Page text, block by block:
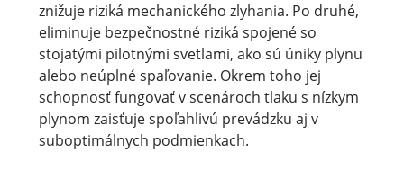
znižuje riziká mechanického zlyhania. Po druhé,
eliminuje bezpečnostné riziká spojené so
stojatými pilotnými svetlami, ako sú úniky plynu
alebo neúplné spaľovanie. Okrem toho jej
schopnosť fungovať v scenároch tlaku s nízkym
plynom zaisťuje spoľahlivú prevádzku aj v
suboptimálnych podmienkach.